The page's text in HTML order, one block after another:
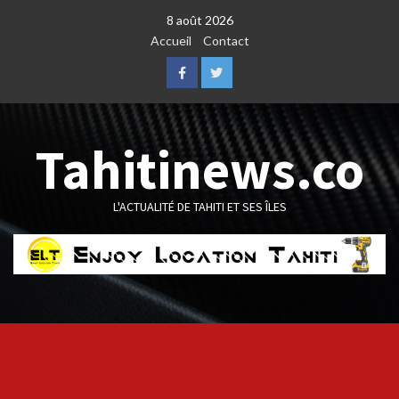
8 août 2026
Accueil
Contact
FacebookTwitter
Tahitinews.co
L'ACTUALITÉ DE TAHITI ET SES ÎLES